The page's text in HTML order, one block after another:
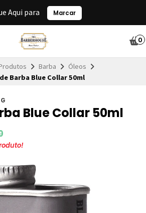
Aqui para Marcar
0
Barba
Óleos
Barba Blue Collar 50ml
Blue Collar 50ml